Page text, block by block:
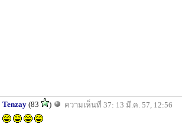
Tenzay (83 ) ความเห็นที่ 37: 13 มี.ค. 57, 12:56